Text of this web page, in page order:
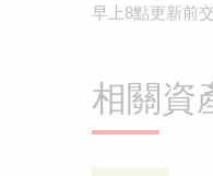
早上8點更新前
相關資